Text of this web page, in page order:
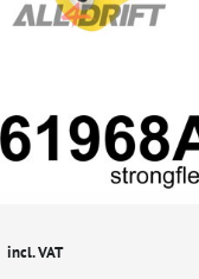
incl. VAT